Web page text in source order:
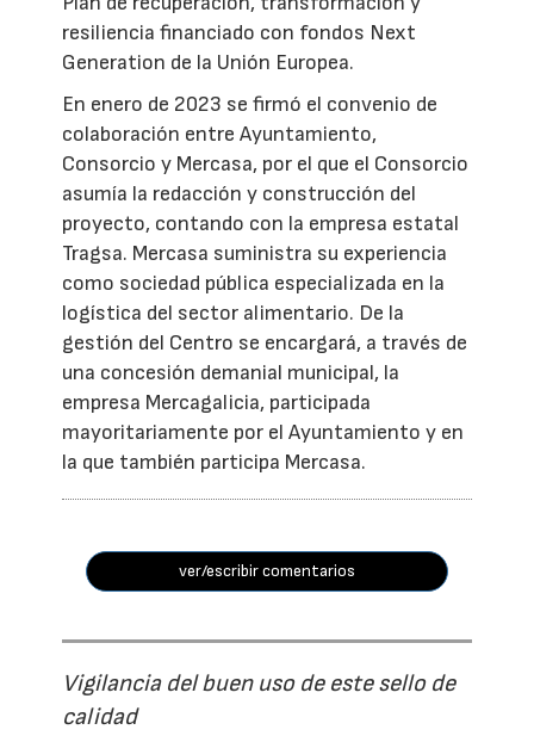
resiliencia financiado con fondos Next
Generation de la Unión Europea.
En enero de 2023 se firmó el convenio de
colaboración entre Ayuntamiento,
Consorcio y Mercasa, por el que el Consorcio
asumía la redacción y construcción del
proyecto, contando con la empresa estatal
Tragsa. Mercasa suministra su experiencia
como sociedad pública especializada en la
logística del sector alimentario. De la
gestión del Centro se encargará, a través de
una concesión demanial municipal, la
empresa Mercagalicia, participada
mayoritariamente por el Ayuntamiento y en
la que también participa Mercasa.
ver/escribir comentarios
Vigilancia del buen uso de este sello de
calidad